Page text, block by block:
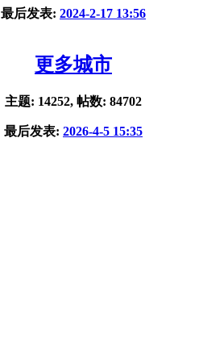
最后发表: 2024-2-17 13:56
更多城市
主题: 14252, 帖数: 84702
最后发表: 2026-4-5 15:35